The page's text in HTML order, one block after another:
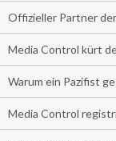
Offizieller Partner
Media Control kürt
Warum ein Pazifist
Media Control